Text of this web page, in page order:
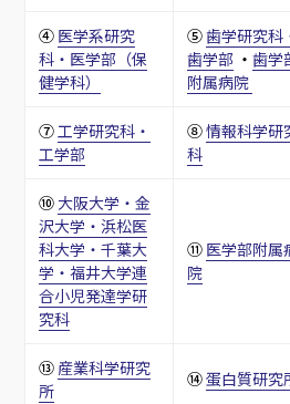
④ 医学系研究
科・医学部（保
健学科）
⑤ 歯学研究科
歯学部 ・歯学
附属病院
⑦ 工学研究科・
工学部
⑧ 情報科学研
科
⑩ 大阪大学・金
沢大学・浜松医
科大学・千葉大
学・福井大学連
合小児発達学研
究科
⑪ 医学部附属
院
⑬ 産業科学研究
所
⑭ 蛋白質研究